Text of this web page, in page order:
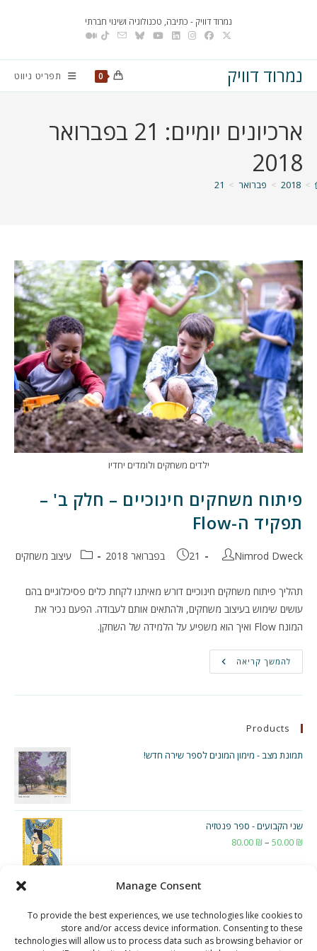
Manage Consent
To provide the best experiences, we use technologies like cookies to
store and/or access device information. Consenting to these
technologies will allow us to process data such as browsing behavior or
נמרוד דוויק - כתיבה, טכנולוגיה ושינוי חברתי
נמרוד דוויק 0 תפריט ניווט
ארכיונים יומיים: 21 בפברואר
2018
>
2018
> פברואר >
21
ילדים משחקים ולומדים יחדיו
פיתוח משחקים חינוכיים – חלק ב' –
תפקיד ה-Flow
מחבר:
Nimrod Dweck פורסם:
21 בפברואר 2018 קטגוריה:עיצוב משחקים
תהליך פיתוח משחקים חינוכיים דורש מאיתנו לקחת כלים פסיכלוגיים בהם
עושים שימוש בעיצוב משחקים, ולהתאים אותם לעבודה. הפעם נכיר את
המונח Flow ואיך הוא משפיע על הלמידה של השחקן.
להמשך קריאה פיתוח
משחקים
Flow
Products
תמונת מצב - מימון המונים לספר שירה חדש!
שני הקבועים - ספר פנטזיה
50.00 ₪
–
80.00 ₪